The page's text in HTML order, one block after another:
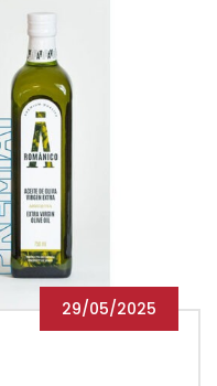
29/05/2025